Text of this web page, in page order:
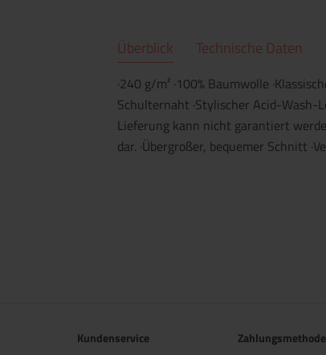
Überblick Technische Daten
·240 g/m² ·100% Baumwolle
Schulternaht ·Stylischer Acid-Wash-
Lieferung kann nicht garantiert
dar. ·Übergroßer, bequemer Schnitt
Kundenservice